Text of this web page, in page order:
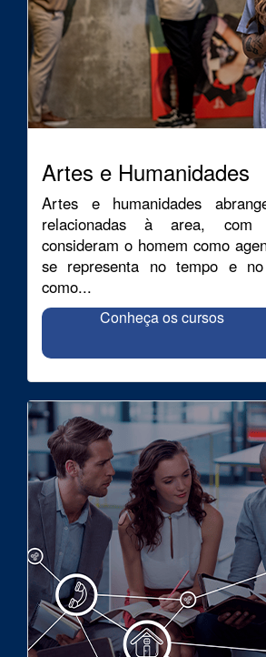
Artes e Humanidades
Artes e humanidades
relacionadas à area, com
consideram o homem como
se representa no tempo e
como...
Conheça os cursos